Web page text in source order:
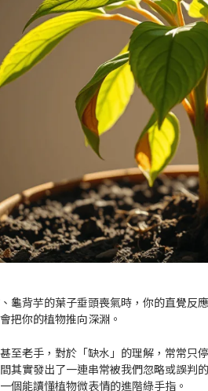
龜背芋的葉子垂頭喪氣時，你的直覺反
把你的植物推向深淵。
至老手，對於「缺水」的理解，常常只
其實發出了一連串常被我們忽略或誤判
個能讀懂植物微表情的進階綠手指。